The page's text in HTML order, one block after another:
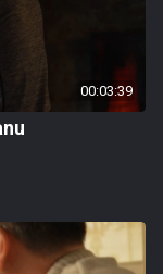
00:03:39